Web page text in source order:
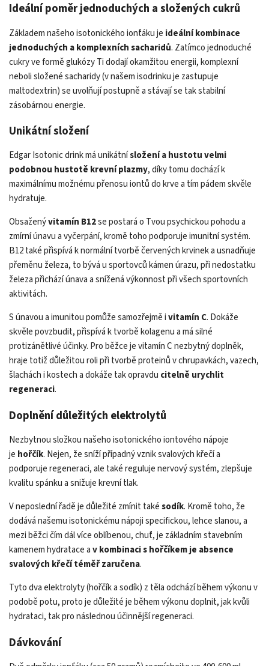
Ideální poměr jednoduchých a složených cukrů
Základem našeho isotonického ionťáku je ideální kombinace
jednoduchých a komplexních sacharidů. Zatímco jednoduché
cukry ve formě glukózy Ti dodají okamžitou energii, komplexní
neboli složené sacharidy (v našem isodrinku je zastupuje
maltodextrin) se uvolňují postupně a stávají se tak stabilní
zásobárnou energie.
Unikátní složení
Edgar Isotonic drink má unikátnísložení a hustotu velmi
podobnou hustotě krevní plazmy, díky tomu dochází k
maximálnímu možnému přenosu iontů do krve a tím pádem skvěle
hydratuje.
Obsaženývitamín B12se postará o Tvou psychickou pohodu a
zmírní únavu a vyčerpání, kromě toho podporuje imunitní systém.
B12 také přispívá k normální tvorbě červených krvinek a usnadňuje
přeměnu železa, to bývá u sportovců kámen úrazu, při nedostatku
železa přichází únava a snížená výkonnost při všech sportovních
aktivitách.
S únavou a imunitou pomůže samozřejmě ivitamín C. Dokáže
skvěle povzbudit, přispívá k tvorbě kolagenu a má silné
protizánětlivé účinky. Pro běžce je vitamín C nezbytný doplněk,
hraje totiž důležitou roli při tvorbě proteinů v chrupavkách, vazech,
šlachách i kostech a dokáže tak opravdu citelně urychlit
regeneraci.
Doplnění důležitých elektrolytů
Nezbytnou složkou našeho isotonického iontového nápoje
je hořčík. Nejen, že sníží případný vznik svalových křečí a
podporuje regeneraci, ale také reguluje nervový systém, zlepšuje
kvalitu spánku a snižuje krevní tlak.
V neposlední řadě je důležité zmínit takésodík. Kromě toho, že
dodává našemu isotonickému nápoji specifickou, lehce slanou, a
mezi běžci čím dál více oblíbenou, chuť, je základním stavebním
kamenem hydratace av kombinaci s hořčíkem je absence
svalových křečí téměř zaručena.
Tyto dva elektrolyty (hořčík a sodík) z těla odchází během výkonu v
podobě potu, proto je důležité je během výkonu doplnit, jak kvůli
hydrataci, tak pro následnou účinnější regeneraci.
Dávkování